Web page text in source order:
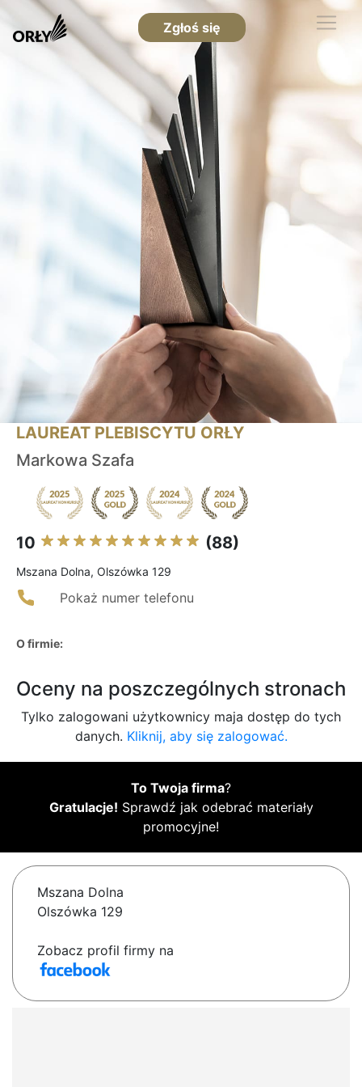
Zgłoś się
LAUREAT PLEBISCYTU ORŁY
Markowa Szafa
10 (88)
Mszana Dolna, Olszówka 129
Pokaż numer telefonu
O firmie:
Oceny na poszczególnych stronach
Tylko zalogowani użytkownicy maja dostęp do tych
danych. Kliknij, aby się zalogować.
To Twoja firma?
Gratulacje! Sprawdź jak odebrać materiały
promocyjne!
Mszana Dolna
Olszówka 129
Zobacz profil firmy na